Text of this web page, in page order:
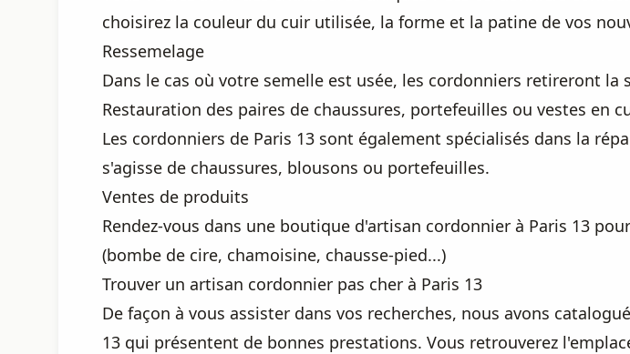
choisirez la couleur du cuir utilisée, la forme et la patine de vos
Ressemelage
Dans le cas où votre semelle est usée, les cordonniers retireront
Restauration des paires de chaussures, portefeuilles ou vestes en
Les cordonniers de Paris 13 sont également spécialisés dans la
s'agisse de chaussures, blousons ou portefeuilles.
Ventes de produits
Rendez-vous dans une boutique d'artisan cordonnier à Paris 13
(bombe de cire, chamoisine, chausse-pied...)
Trouver un artisan cordonnier pas cher à Paris 13
De façon à vous assister dans vos recherches, nous avons
13 qui présentent de bonnes prestations. Vous retrouverez